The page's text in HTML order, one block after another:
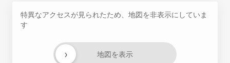
特異なアクセスが見られたため、地図を非表示にしていま
す
地図を表示
›